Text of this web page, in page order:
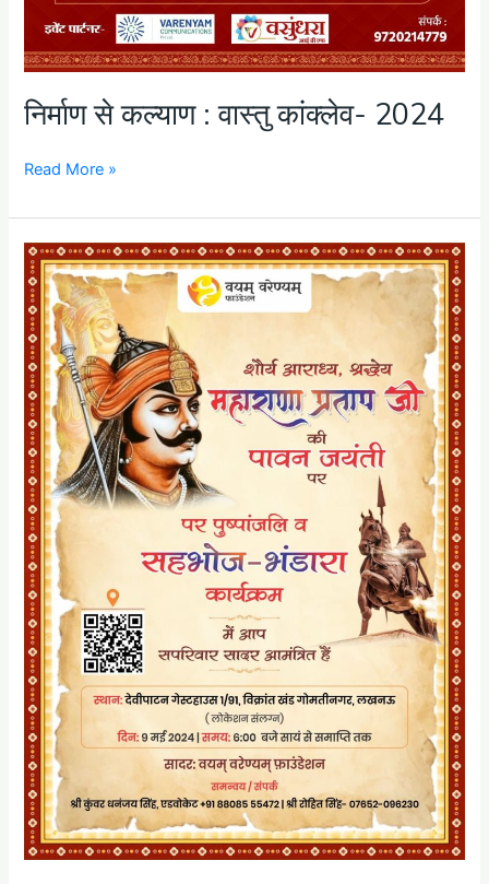
निर्माण से कल्याण : वास्तु कांक्लेव- 2024
Read More »
शौर्य
के
प्रतीक
महाराणा
प्रताप
की
जयंती
पर
उनके
आदर्शों
पर
चलते
हुए
एक
भील
राणा
भोज
(भंडारे)
का
आयोजन
किया
गया।
एक
बस्ती
के
दलित
बच्चों